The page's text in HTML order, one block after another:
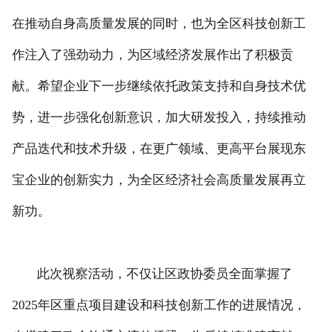
在推动自身高质量发展的同时，也为全区科技创新工
作注入了强劲动力，为区域经济发展作出了积极贡
献。希望企业下一步继续依托政策支持和自身技术优
势，进一步强化创新意识，加大研发投入，持续推动
产品迭代和技术升级，在更广领域、更高平台展现东
宝企业的创新实力，为全区经济社会高质量发展再立
新功。
此次视察活动，不仅让区政协委员全面掌握了
2025年区重点项目建设和科技创新工作的进展情况，